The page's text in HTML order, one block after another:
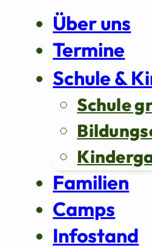
Über uns
Termine
Schule &
Schule
Familien
Camps
Infostand